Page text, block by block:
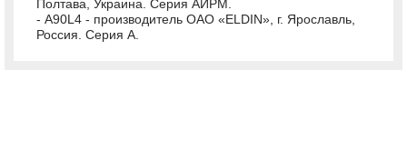
Полтава, Украина. Серия АИРМ.
- А90L4 - производитель ОАО «ELDIN», г. Ярославль,
Россия. Серия А.